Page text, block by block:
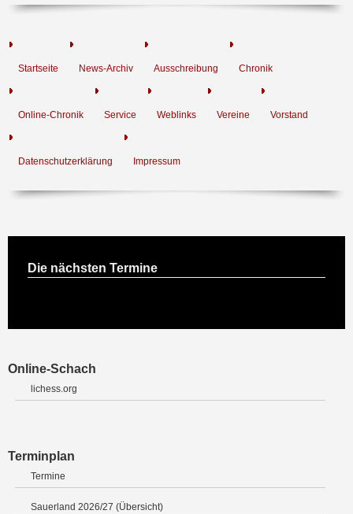
Startseite News-Archiv Ausschreibung Chronik
Online-Chronik Service Weblinks Vereine Vorstand
Datenschutzerklärung Impressum
Die nächsten Termine
Online-Schach
lichess.org
Terminplan
Termine
Sauerland 2026/27 (Übersicht)